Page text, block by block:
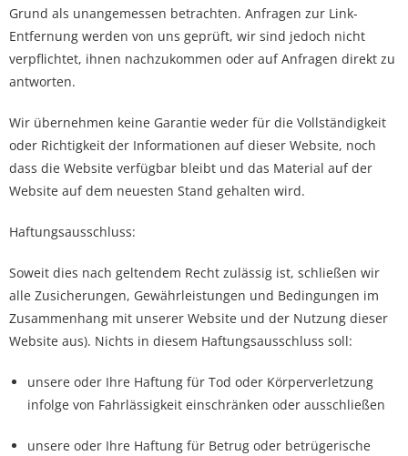
Grund als unangemessen betrachten. Anfragen zur Link-
Entfernung werden von uns geprüft, wir sind jedoch nicht
verpflichtet, ihnen nachzukommen oder auf Anfragen direkt zu
antworten.
Wir übernehmen keine Garantie weder für die Vollständigkeit
oder Richtigkeit der Informationen auf dieser Website, noch
dass die Website verfügbar bleibt und das Material auf der
Website auf dem neuesten Stand gehalten wird.
Haftungsausschluss:
Soweit dies nach geltendem Recht zulässig ist, schließen wir
alle Zusicherungen, Gewährleistungen und Bedingungen im
Zusammenhang mit unserer Website und der Nutzung dieser
Website aus). Nichts in diesem Haftungsausschluss soll:
unsere oder Ihre Haftung für Tod oder Körperverletzung
infolge von Fahrlässigkeit einschränken oder ausschließen
unsere oder Ihre Haftung für Betrug oder betrügerische